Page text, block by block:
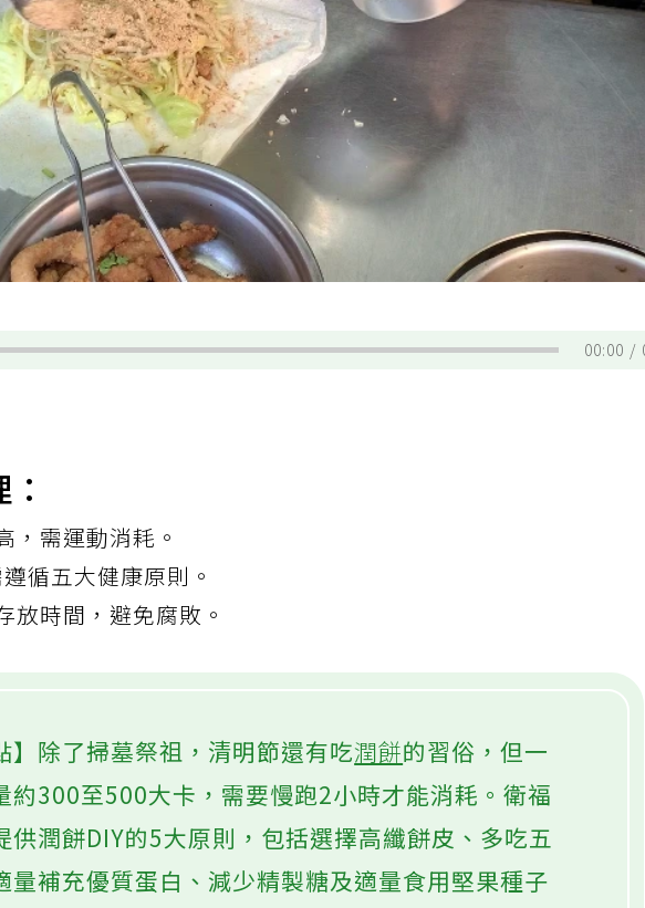
00:00
，需運動消耗。
循五大健康原則。
放時間，避免腐敗。
】除了掃墓祭祖，清明節還有吃潤餅的習俗，但一
約300至500大卡，需要慢跑2小時才能消耗。衛福
供潤餅DIY的5大原則，包括選擇高纖餅皮、多吃五
量補充優質蛋白、減少精製糖及適量食用堅果種子